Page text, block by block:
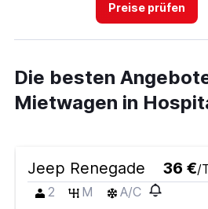
Preise prüfen
Die besten
Mietwagen in
Jeep Renegade 36 €/
2
M A/C